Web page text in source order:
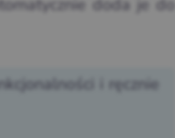
doda je do
i ręcznie